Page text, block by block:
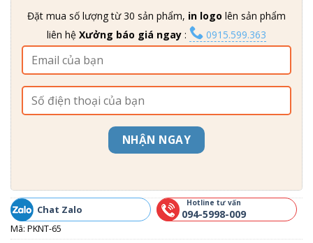
Đặt mua số lượng từ 30 sản phẩm, in logo lên sản phẩm
liên hệ Xưởng báo giá ngay : 0915.599.363
NHẬN NGAY
Chat Zalo
Hotline tư vấn
094-5998-009
Mã: PKNT-65